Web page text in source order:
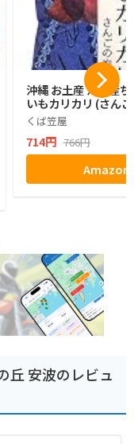
沖縄 お土産 沖縄産
いもカリカリ (さん
くば笠屋
714円 766円
Amazon
丘 安波のレビュ